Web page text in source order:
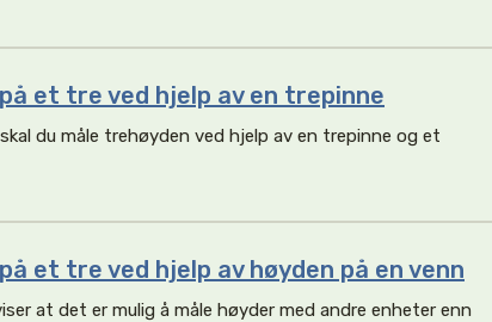
et tre ved hjelp av en trepinne
du måle trehøyden ved hjelp av en trepinne og et
et tre ved hjelp av høyden på en venn
at det er mulig å måle høyder med andre enheter enn